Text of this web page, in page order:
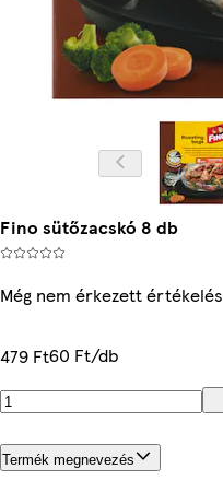
Fino sütőzacskó 8 db
Még nem érkezett értékelés
479 Ft60 Ft/db
Termék megnevezés